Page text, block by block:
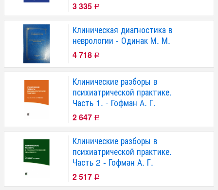
3 335 Р
Клиническая диагностика в
неврологии - Одинак М. М.
4 718 Р
Клинические разборы в
психиатрической практике.
Часть 1. - Гофман А. Г.
2 647 Р
Клинические разборы в
психиатрической практике.
Часть 2 - Гофман А. Г.
2 517 Р